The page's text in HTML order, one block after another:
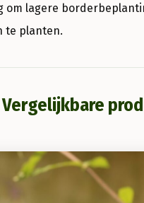
om lagere
te planten.
Vergelijkbare